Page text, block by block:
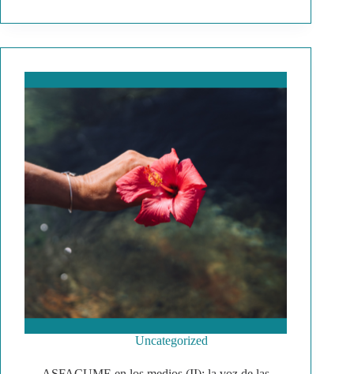
Uncategorized